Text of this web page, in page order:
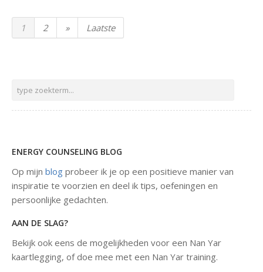
1 2 » Laatste
ENERGY COUNSELING BLOG
Op mijn blog probeer ik je op een positieve manier van
inspiratie te voorzien en deel ik tips, oefeningen en
persoonlijke gedachten.
AAN DE SLAG?
Bekijk ook eens de mogelijkheden voor een Nan Yar
kaartlegging, of doe mee met een Nan Yar training.